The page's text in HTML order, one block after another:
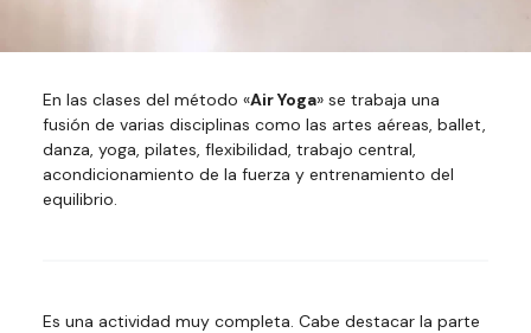
En las clases del método «Air Yoga» se trabaja una
fusión de varias disciplinas como las artes aéreas, ballet,
danza, yoga, pilates, flexibilidad, trabajo central,
acondicionamiento de la fuerza y entrenamiento del
equilibrio.
Es una actividad muy completa. Cabe destacar la parte